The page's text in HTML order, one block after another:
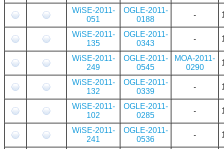
WiSE-2011-
051
OGLE-2011-
0188
-
WiSE-2011-
135
OGLE-2011-
0343
-
WiSE-2011-
249
OGLE-2011-
0545
MOA-2011-
0290
WiSE-2011-
132
OGLE-2011-
0339
-
WiSE-2011-
102
OGLE-2011-
0285
-
WiSE-2011-
241
OGLE-2011-
0536
-